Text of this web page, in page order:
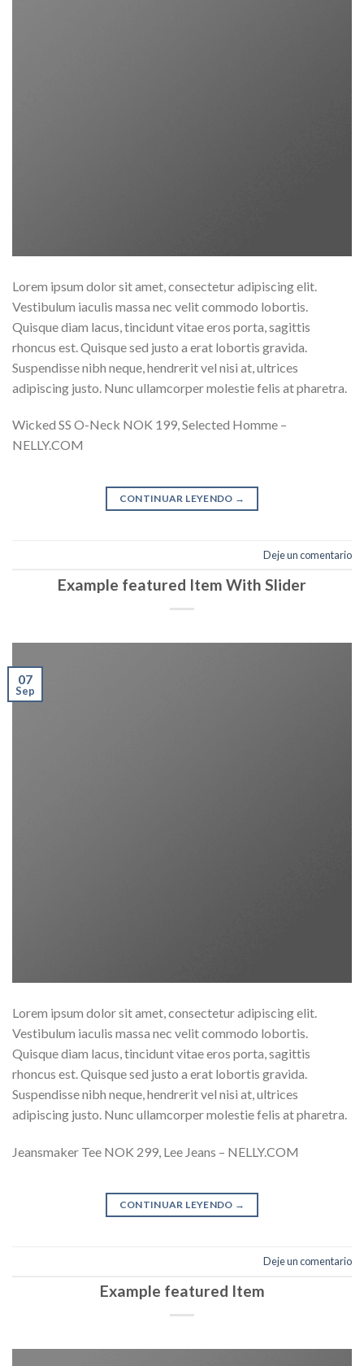
Lorem ipsum dolor sit amet, consectetur adipiscing elit.
Vestibulum iaculis massa nec velit commodo lobortis.
Quisque diam lacus, tincidunt vitae eros porta, sagittis
rhoncus est. Quisque sed justo a erat lobortis gravida.
Suspendisse nibh neque, hendrerit vel nisi at, ultrices
adipiscing justo. Nunc ullamcorper molestie felis at pharetra.
Wicked SS O-Neck NOK 199, Selected Homme –
NELLY.COM
CONTINUAR LEYENDO →
Deje un comentario
Example featured Item With Slider
07
Sep
Lorem ipsum dolor sit amet, consectetur adipiscing elit.
Vestibulum iaculis massa nec velit commodo lobortis.
Quisque diam lacus, tincidunt vitae eros porta, sagittis
rhoncus est. Quisque sed justo a erat lobortis gravida.
Suspendisse nibh neque, hendrerit vel nisi at, ultrices
adipiscing justo. Nunc ullamcorper molestie felis at pharetra.
Jeansmaker Tee NOK 299, Lee Jeans – NELLY.COM
CONTINUAR LEYENDO →
Deje un comentario
Example featured Item